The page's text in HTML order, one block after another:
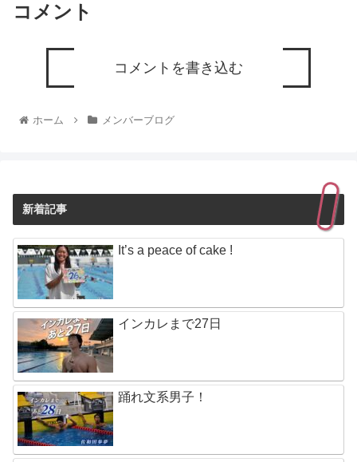
コメント
コメントを書き込む
ホーム メンバーブログ
新着記事
It’s a peace of cake !
インカレまで27日
踊れ文系男子！